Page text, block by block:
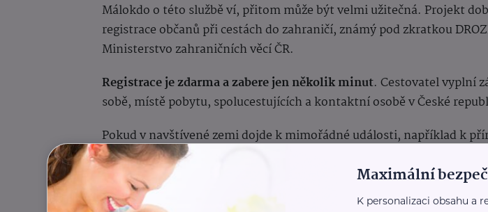
Málokdo o této službě ví, přitom může být velmi užitečná. Projekt
registrace občanů při cestách do zahraničí, známý pod zkratkou
Ministerstvo zahraničních věcí ČR.
Registrace je zdarma a zabere jen několik minut. Cestovatel vyplní
sobě, místě pobytu, spolucestujících a kontaktní osobě v České
Pokud v navštívené zemi dojde k mimořádné události, například k
bezpečnostnímu incidentu nebo sociálním nepokojům, mohou
cestovatelé obdržet důležité informace prostřednictvím SMS nebo
krizové situace navíc usnadňuje registrace organizaci pomoci
Maximální
K personalizaci obsahu a